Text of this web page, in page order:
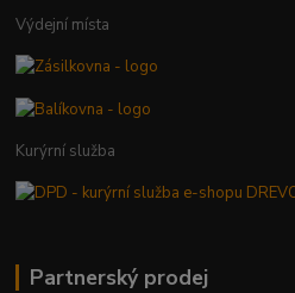
Výdejní místa
Kurýrní služba
Partnerský prodej